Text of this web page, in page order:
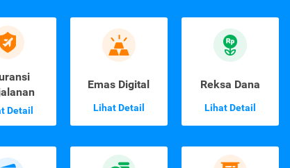
Detail
Emas Digital
Lihat Detail
Reksa Dana
Lihat Detail